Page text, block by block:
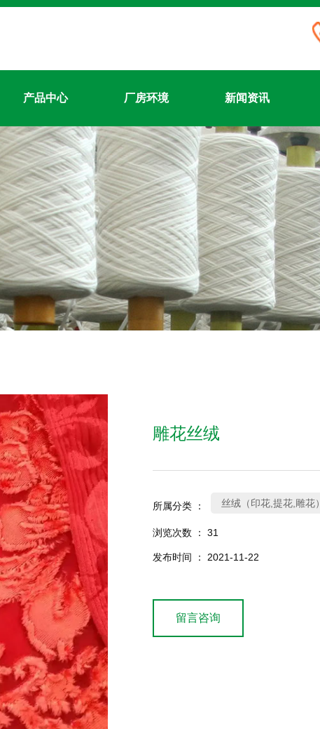
产品中心 厂房环境 新闻资讯
关于我们
产品中心 厂房环境
新闻资讯 在线留言
联系我们
雕花丝绒
所属分类 ： 丝绒（印花,提花,雕花）
浏览次数 ： 31
发布时间 ： 2021-11-22
留言咨询